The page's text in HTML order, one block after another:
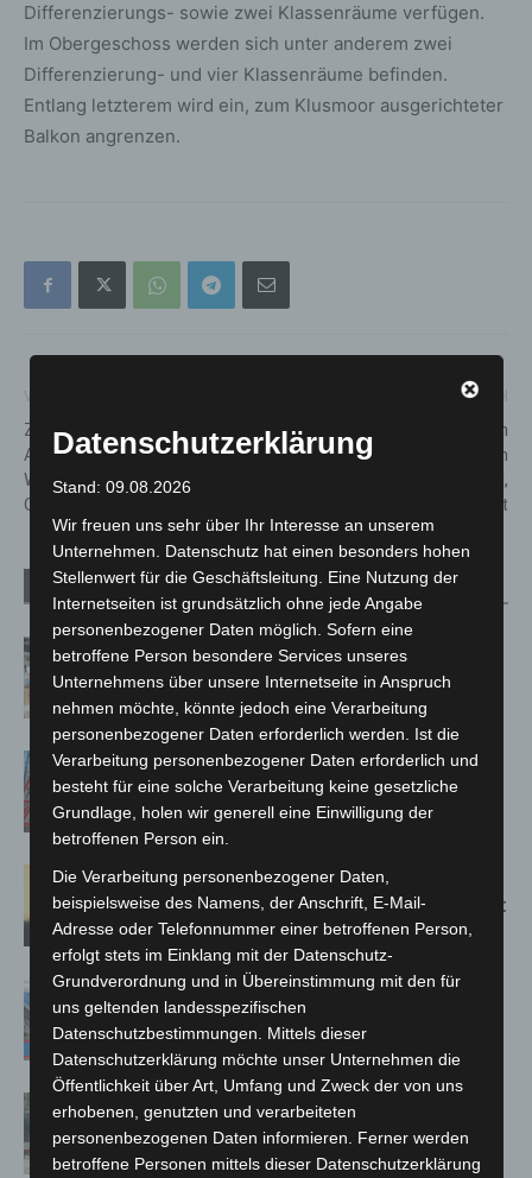
Differenzierungs- sowie zwei Klassenräume verfügen.
Im Obergeschoss werden sich unter anderem zwei
Differenzierung- und vier Klassenräume befinden.
Entlang letzterem wird ein, zum Klusmoor ausgerichteter
Balkon angrenzen.
Zweckverband
Abfallwirtschaft: 2024
Wechsel der
Geschäftsführung
Nächster Artikel
Bus und Bahn werden
zweitägig, am nächsten
Mittwoch und Donnerstag,
bestreikt
Verwandte Artikel Mehr vom Autor
Kunst trifft Weingenuss: Barbara-
Susann Mehring zeigt ihre Werke im
Jacques’ Wein-Depot Isernhagen
A2: Zweite Turbobaustelle startet
zwischen Hannover-West und
Bothfeld
Hannover: Erste Tigermücken-
Population in Niedersachsen entdeckt
Mann läuft mit Hockeyschläger über
A7 – Polizei sucht Zeugen
Gasleitung bei McDonald’s-Umbau in
Langenhagen beschädigt
Datenschutzerklärung
Stand: 09.08.2026
Wir freuen uns sehr über Ihr Interesse an unserem
Unternehmen. Datenschutz hat einen besonders hohen
Stellenwert für die Geschäftsleitung. Eine Nutzung der
Internetseiten ist grundsätzlich ohne jede Angabe
personenbezogener Daten möglich. Sofern eine
betroffene Person besondere Services unseres
Unternehmens über unsere Internetseite in Anspruch
nehmen möchte, könnte jedoch eine Verarbeitung
personenbezogener Daten erforderlich werden. Ist die
Verarbeitung personenbezogener Daten erforderlich und
besteht für eine solche Verarbeitung keine gesetzliche
Grundlage, holen wir generell eine Einwilligung der
betroffenen Person ein.
Die Verarbeitung personenbezogener Daten,
beispielsweise des Namens, der Anschrift, E-Mail-
Adresse oder Telefonnummer einer betroffenen Person,
erfolgt stets im Einklang mit der Datenschutz-
Grundverordnung und in Übereinstimmung mit den für
uns geltenden landesspezifischen
Datenschutzbestimmungen. Mittels dieser
Datenschutzerklärung möchte unser Unternehmen die
Öffentlichkeit über Art, Umfang und Zweck der von uns
erhobenen, genutzten und verarbeiteten
personenbezogenen Daten informieren. Ferner werden
betroffene Personen mittels dieser Datenschutzerklärung